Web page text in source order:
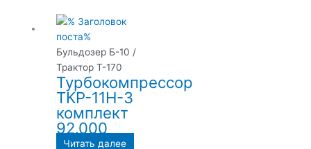
Бульдозер Б-10 /
Трактор Т-170
Турбокомпрессор
ТКР-11Н-3
комплект
92.000
Читать далее